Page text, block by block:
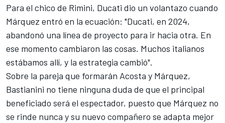
Para el chico de Rimini, Ducati dio un volantazo cuando
Márquez entró en la ecuación: "Ducati, en 2024,
abandonó una línea de proyecto para ir hacia otra. En
ese momento cambiaron las cosas. Muchos italianos
estábamos allí, y la estrategia cambió".
Sobre la pareja que formarán Acosta y Márquez,
Bastianini no tiene ninguna duda de que el principal
beneficiado será el espectador, puesto que Márquez no
se rinde nunca y su nuevo compañero se adapta mejor